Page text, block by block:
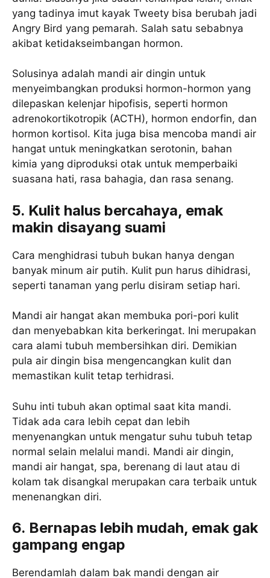
yang tadinya imut kayak Tweety bisa berubah jadi
Angry Bird yang pemarah. Salah satu sebabnya
akibat ketidakseimbangan hormon.
Solusinya adalah mandi air dingin untuk
menyeimbangkan produksi hormon-hormon yang
dilepaskan kelenjar hipofisis, seperti hormon
adrenokortikotropik (ACTH), hormon endorfin, dan
hormon kortisol. Kita juga bisa mencoba mandi air
hangat untuk meningkatkan serotonin, bahan
kimia yang diproduksi otak untuk memperbaiki
suasana hati, rasa bahagia, dan rasa senang.
5. Kulit halus bercahaya, emak
makin disayang suami
Cara menghidrasi tubuh bukan hanya dengan
banyak minum air putih. Kulit pun harus dihidrasi,
seperti tanaman yang perlu disiram setiap hari.
Mandi air hangat akan membuka pori-pori kulit
dan menyebabkan kita berkeringat. Ini merupakan
cara alami tubuh membersihkan diri. Demikian
pula air dingin bisa mengencangkan kulit dan
memastikan kulit tetap terhidrasi.
Suhu inti tubuh akan optimal saat kita mandi.
Tidak ada cara lebih cepat dan lebih
menyenangkan untuk mengatur suhu tubuh tetap
normal selain melalui mandi. Mandi air dingin,
mandi air hangat, spa, berenang di laut atau di
kolam tak disangkal merupakan cara terbaik untuk
menenangkan diri.
6. Bernapas lebih mudah, emak gak
gampang engap
Berendamlah dalam bak mandi dengan air